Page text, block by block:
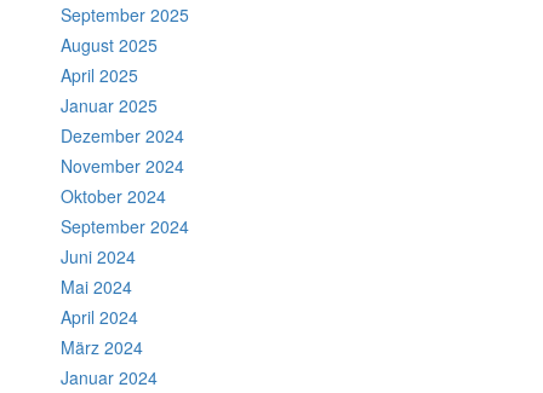
September 2025
August 2025
April 2025
Januar 2025
Dezember 2024
November 2024
Oktober 2024
September 2024
Juni 2024
Mai 2024
April 2024
März 2024
Januar 2024